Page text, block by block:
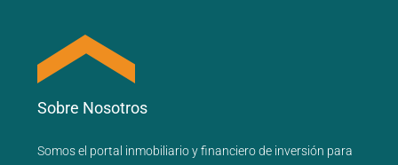
Sobre Nosotros
Somos el portal inmobiliarioyfinancierode inversión para